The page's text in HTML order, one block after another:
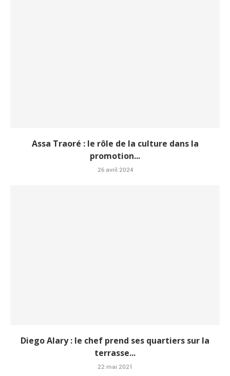
Assa Traoré : le rôle de la culture dans la
promotion...
26 avril 2024
Diego Alary : le chef prend ses quartiers sur la
terrasse...
22 mai 2021